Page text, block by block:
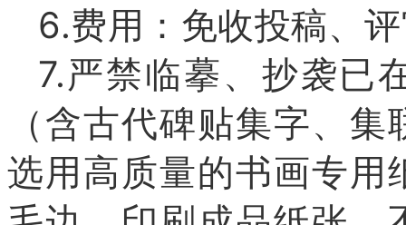
6.费用：免收投稿、
7.严禁临摹、抄袭已
（含古代碑贴集字、
选用高质量的书画专用